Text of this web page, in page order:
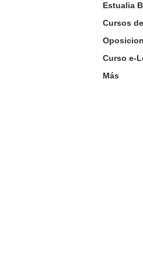
Estualia
Cursos
Curso e-
Más